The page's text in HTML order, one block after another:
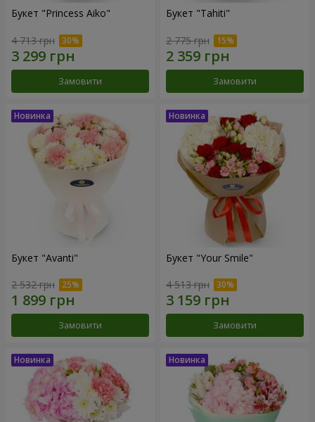
Букет "Princess Aiko"
4 713 грн
Замовити
Букет "Tahiti"
2 775 грн
Замовити
Букет "Avanti"
2 532 грн
Замовити
Букет "Your Smile"
4 513 грн
Замовити